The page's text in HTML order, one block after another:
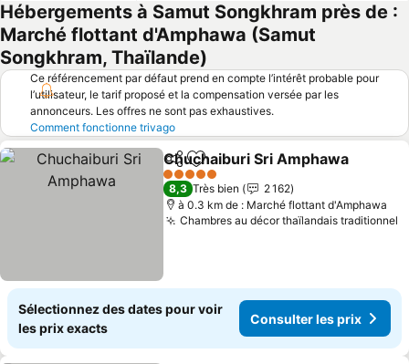
Hébergements à Samut Songkhram près de :
Marché flottant d'Amphawa (Samut
Songkhram, Thaïlande)
Ce référencement par défaut prend en compte l’intérêt probable pour
l’utilisateur, le tarif proposé et la compensation versée par les
annonceurs. Les offres ne sont pas exhaustives.
Comment fonctionne trivago
PartagerAjouter à mes favoris
Chuchaiburi Sri Amphawa
5 Étoiles
8,3 Très bien
2 162
à 0.3 km de : Marché flottant d'Amphawa
Chambres au décor thaïlandais traditionnel
Sélectionnez des dates pour voir
les prix exacts
Consulter les prix